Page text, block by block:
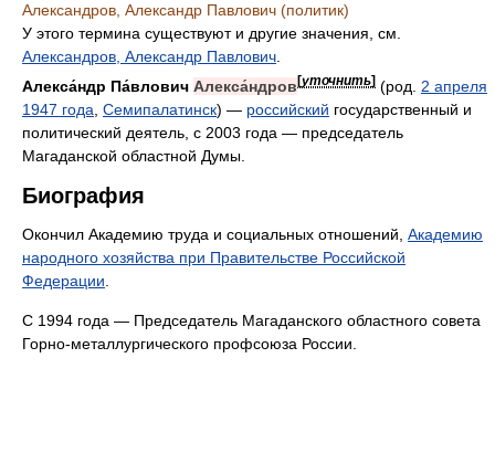
Александров, Александр Павлович (политик)
У этого термина существуют и другие значения, см.
Александров, Александр Павлович
Алекса́ндр Па́влович Алекса́ндров[уточнить] (род. 2 апреля
1947 года Семипалатинск) — российский государственный и
политический деятель, с 2003 года — председатель
Магаданской областной Думы.
Биография
Окончил Академию труда и социальных отношений, Академию
народного хозяйства при Правительстве Российской
Федерации
С 1994 года — Председатель Магаданского областного совета
Горно-металлургического профсоюза России.